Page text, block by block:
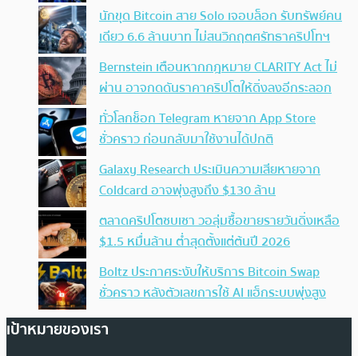
นักขุด Bitcoin สาย Solo เจอบล็อก รับทรัพย์คน
เดียว 6.6 ล้านบาท ไม่สนวิกฤตศรัทธาคริปโทฯ
Bernstein เตือนหากกฎหมาย CLARITY Act ไม่
ผ่าน อาจกดดันราคาคริปโตให้ดิ่งลงอีกระลอก
ทั่วโลกช็อก Telegram หายจาก App Store
ชั่วคราว ก่อนกลับมาใช้งานได้ปกติ
Galaxy Research ประเมินความเสียหายจาก
Coldcard อาจพุ่งสูงถึง $130 ล้าน
ตลาดคริปโตซบเซา วอลุ่มซื้อขายรายวันดิ่งเหลือ
$1.5 หมื่นล้าน ต่ำสุดตั้งแต่ต้นปี 2026
Boltz ประกาศระงับให้บริการ Bitcoin Swap
ชั่วคราว หลังตัวเลขการใช้ AI แฮ็กระบบพุ่งสูง
เป้าหมายของเรา